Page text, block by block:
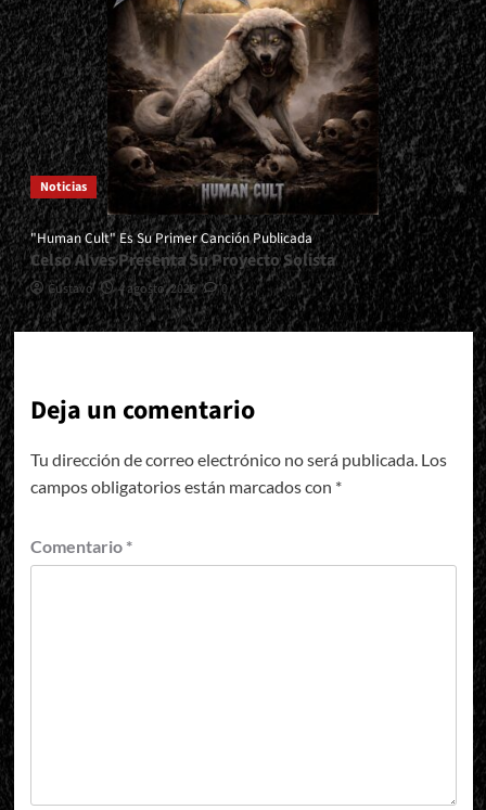
Noticias
"Human Cult" Es Su Primer Canción Publicada
Celso Alves Presenta Su Proyecto Solista
Gustavo 4 agosto, 2026 0
Deja un comentario
Tu dirección de correo electrónico no será publicada. Los
campos obligatorios están marcados con *
Comentario *